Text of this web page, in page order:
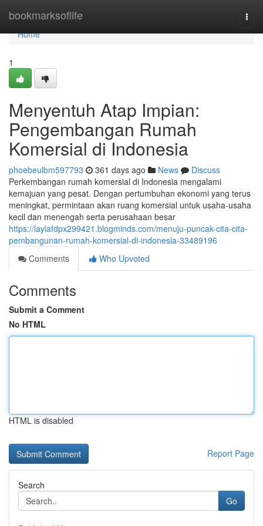
bookmarksoflife
Home
Home
1
Menyentuh Atap Impian:
Pengembangan Rumah
Komersial di Indonesia
phoebeulbm597793 361 days ago News
Discuss
Perkembangan rumah komersial di Indonesia mengalami
kemajuan yang pesat. Dengan pertumbuhan ekonomi yang terus
meningkat, permintaan akan ruang komersial untuk usaha-usaha
kecil dan menengah serta perusahaan besar
https://laylafdpx299421.blogminds.com/menuju-puncak-cita-cita-
pembangunan-rumah-komersial-di-indonesia-33489196
Comments
Who Upvoted
Comments
Submit a Comment
No HTML
HTML is disabled
Report Page
Search
Go